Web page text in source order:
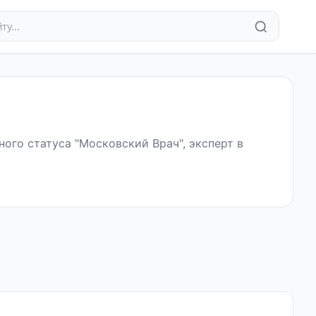
статуса "Московский Врач", эксперт в